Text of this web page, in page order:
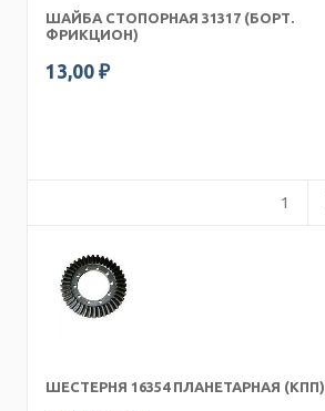
ШАЙБА СТОПОРНАЯ 31317 (БОРТ.
ФРИКЦИОН)
13,00 ₽
ШЕСТЕРНЯ 16354 ПЛАНЕТАРНАЯ (КПП)